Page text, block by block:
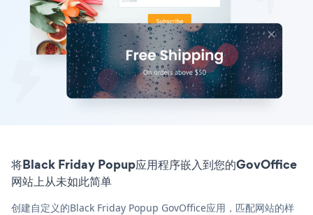
将Black Friday Popup应用程序嵌入到您的GovOffice
网站上从未如此简单
创建自定义的Black Friday Popup GovOffice应用，匹配网站的样